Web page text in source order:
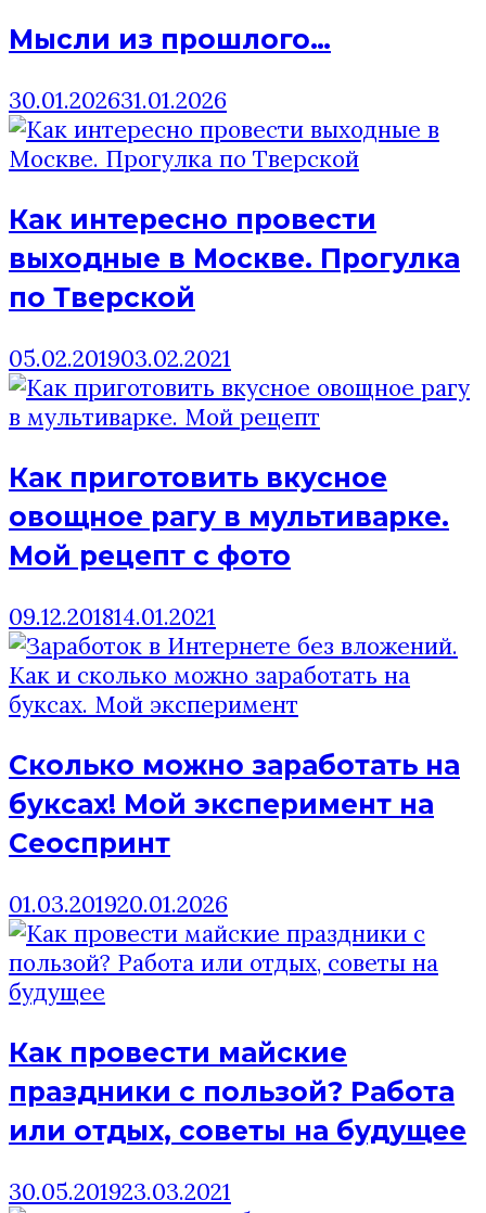
Мысли из прошлого…
30.01.202631.01.2026
Как интересно провести
выходные в Москве. Прогулка
по Тверской
05.02.201903.02.2021
Как приготовить вкусное
овощное рагу в мультиварке.
Мой рецепт с фото
09.12.201814.01.2021
Сколько можно заработать на
буксах! Мой эксперимент на
Сеоспринт
01.03.201920.01.2026
Как провести майские
праздники с пользой? Работа
или отдых, советы на будущее
30.05.201923.03.2021